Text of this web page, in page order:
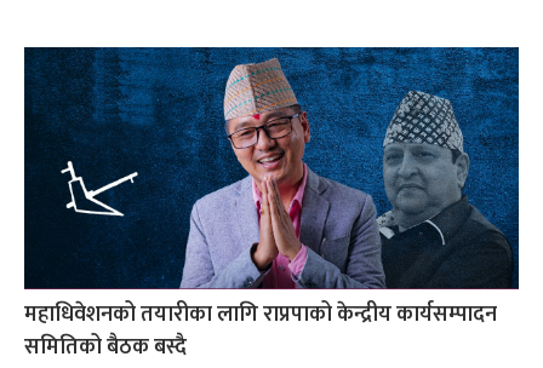
महाधिवेशनको तयारीका लागि राप्रपाको केन्द्रीय कार्यसम्पादन
समितिको बैठक बस्दै